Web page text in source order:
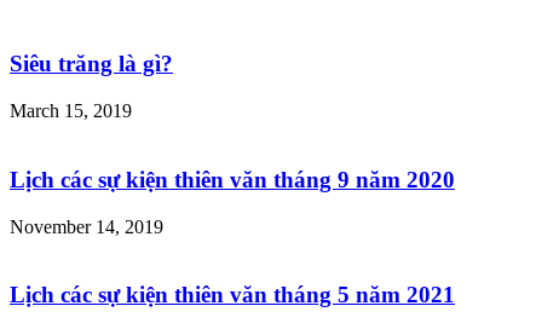
Siêu trăng là gì?
March 15, 2019
Lịch các sự kiện thiên văn tháng 9 năm 2020
November 14, 2019
Lịch các sự kiện thiên văn tháng 5 năm 2021